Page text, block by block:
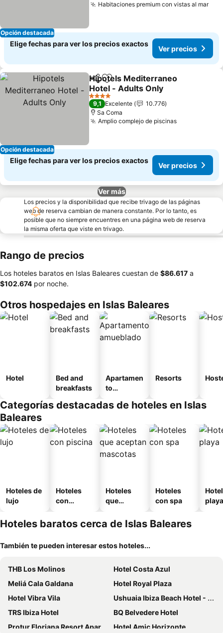
Opción destacada
Habitaciones premium con vistas al mar
Elige fechas para ver los precios exactos
Ver precios
Opción destacada
CompartirAgregar a favoritos
Hipotels Mediterraneo
Hotel - Adults Only
4 Estrellas
9,1 Excelente
10.776
Sa Coma
Amplio complejo de piscinas
Elige fechas para ver los precios exactos
Ver precios
Ver más
Los precios y la disponibilidad que recibe trivago de las páginas
web de reserva cambian de manera constante. Por lo tanto, es
posible que no siempre encuentres en una página web de reserva
la misma oferta que viste en trivago.
Rango de precios
Los hoteles baratos en Islas Baleares cuestan de ‎$86.617 a
‎$102.674 por noche.
Otros hospedajes en Islas Baleares
Hotel
Bed and
breakfasts
Apartamen
to
o
Resorts
Categorías destacadas de hoteles en Islas
Baleares
Hoteles de
lujo
Hoteles
con
Hoteles
que
mascotas
Hoteles
con spa
playa
Hoteles baratos cerca de Islas Baleares
También te pueden interesar estos hoteles...
THB Los Molinos
Hotel Costa Azul
Meliá Cala Galdana
Hotel Royal Plaza
Hotel Vibra Vila
Ushuaia Ibiza Beach Hotel - Adults Only
TRS Ibiza Hotel
BQ Belvedere Hotel
Protur Floriana Resort Aparthotel
Hotel Amic Horizonte